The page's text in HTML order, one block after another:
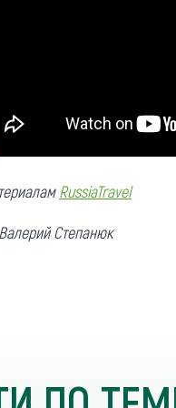
RussiaTravel
Степанюк